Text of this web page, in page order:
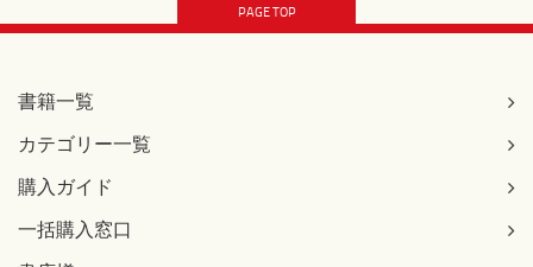
15-2-2 サービスの種類とポート番号
15-2-3 クライアント側のポート番号
15-4 ソケット
15-4-1 ソケットアドレス
15-4-2 ソケットを使った通信
第16章 UDP ?ユーザーデータグラムプロトコル?
16-1-1 UDPヘッダ
16-2 UDPを使ったデータ伝送
PAGE TOP
書籍一覧
カテゴリー一覧
購入ガイド
一括購入窓口